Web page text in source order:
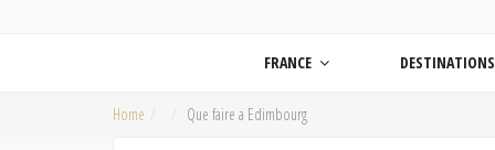
FRANCE DESTINATIONS
Home Que faire a Edimbourg